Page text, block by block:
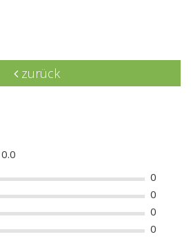
zurück
0.0
0
0
0
0